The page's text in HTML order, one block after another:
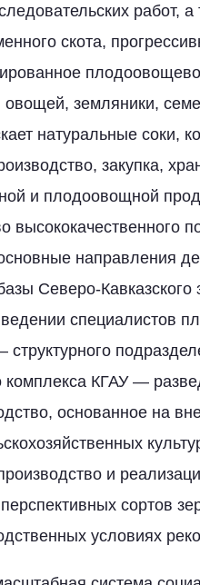
работ,
скота,
овощей, земляники,
натуральные соки,
закупка,
и плодоовощной
высококачественного
направления
Северо-
специалистов
комплекса КГАУ —
основанное на
и
сортов
условиях